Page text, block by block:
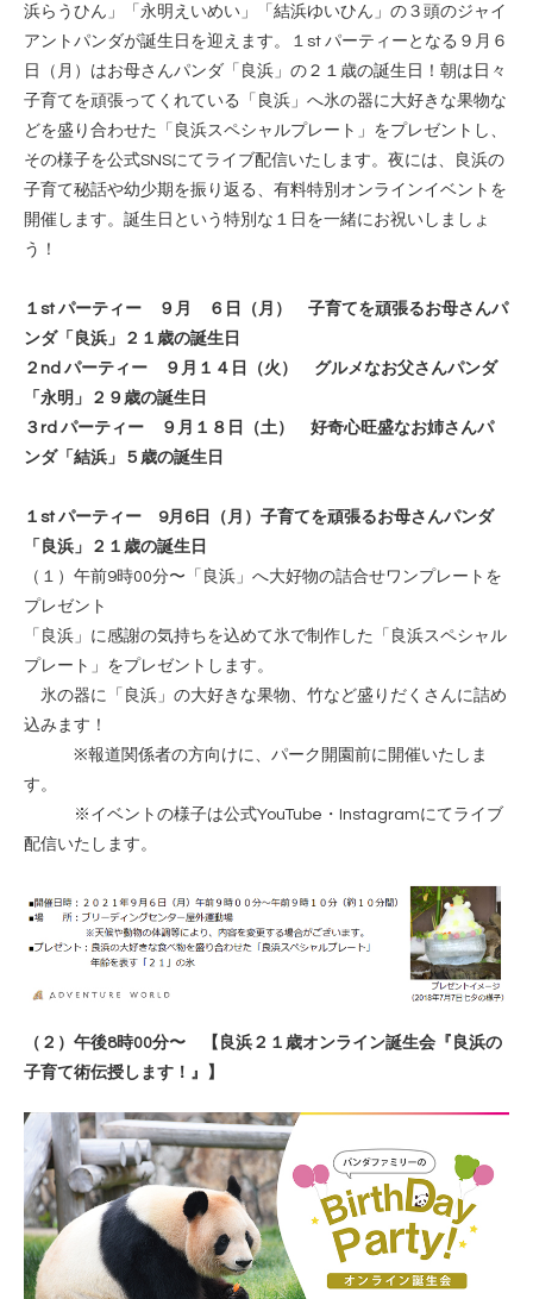
浜らうひん」「永明えいめい」「結浜ゆいひん」の３頭のジャイ
アントパンダが誕生日を迎えます。１st パーティーとなる９月６
日（月）はお母さんパンダ「良浜」の２１歳の誕生日！朝は日々
子育てを頑張ってくれている「良浜」へ氷の器に大好きな果物な
どを盛り合わせた「良浜スペシャルプレート」をプレゼントし、
その様子を公式SNSにてライブ配信いたします。夜には、良浜の
子育て秘話や幼少期を振り返る、有料特別オンラインイベントを
開催します。誕生日という特別な１日を一緒にお祝いしましょ
う！
１st パーティー ９月 ６日（月） 子育てを頑張るお母さんパ
ンダ「良浜」２１歳の誕生日
２nd パーティー ９月１４日（火） グルメなお父さんパンダ
「永明」２９歳の誕生日
３rd パーティー ９月１８日（土） 好奇心旺盛なお姉さんパ
ンダ「結浜」５歳の誕生日
１st パーティー 9月6日（月）子育てを頑張るお母さんパンダ
「良浜」２１歳の誕生日
（１）午前9時00分〜「良浜」へ大好物の詰合せワンプレートを
プレゼント
「良浜」に感謝の気持ちを込めて氷で制作した「良浜スペシャル
プレート」をプレゼントします。
氷の器に「良浜」の大好きな果物、竹など盛りだくさんに詰め
込みます！
※報道関係者の方向けに、パーク開園前に開催いたしま
す。
※イベントの様子は公式YouTube・Instagramにてライブ
配信いたします。
（２）午後8時00分〜 【良浜２１歳オンライン誕生会『良浜の
子育て術伝授します！』】